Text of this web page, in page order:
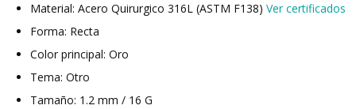
Material: Acero Quirurgico 316L (ASTM F138) Ver certificados
Forma: Recta
Color principal: Oro
Tema: Otro
Tamaño: 1.2 mm / 16 G